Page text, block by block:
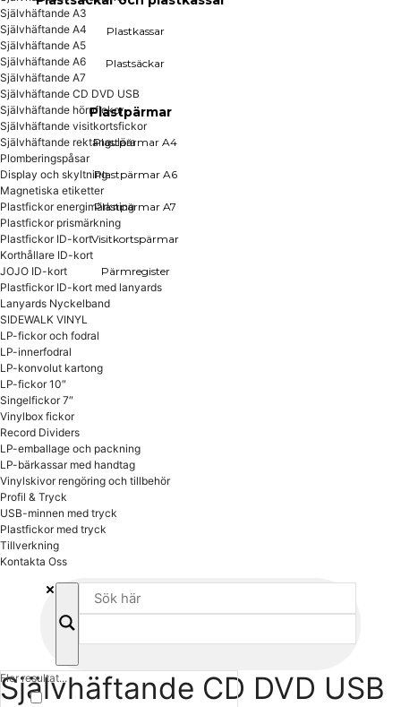
Plastkassar
Plastsäckar
Plastpärmar
Plastpärmar A4
Plastpärmar A6
Plastpärmar A7
Visitkortspärmar
Pärmregister
Självhäftande A3
Självhäftande A4
Självhäftande A5
Självhäftande A6
Självhäftande A7
Självhäftande CD DVD USB
Självhäftande hörnfickor
Självhäftande visitkortsfickor
Självhäftande rektangulära
Plomberingspåsar
Display och skyltning
Magnetiska etiketter
Plastfickor energimärkning
Plastfickor prismärkning
Plastfickor ID-kort
Korthållare ID-kort
JOJO ID-kort
Plastfickor ID-kort med lanyards
Lanyards Nyckelband
SIDEWALK VINYL
LP-fickor och fodral
LP-innerfodral
LP-konvolut kartong
LP-fickor 10″
Singelfickor 7″
Vinylbox fickor
Record Dividers
LP-emballage och packning
LP-bärkassar med handtag
Vinylskivor rengöring och tillbehör
Profil & Tryck
USB-minnen med tryck
Plastfickor med tryck
Tillverkning
Kontakta Oss
Fler resultat...
Självhäftande CD DVD USB